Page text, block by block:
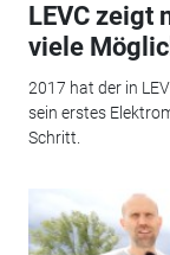
LEVC zeigt
viele
2017 hat der in
sein erstes
Schritt.